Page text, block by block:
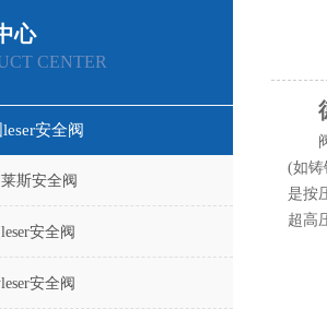
心
CENTER
安全阀
斯安全阀
安全阀
安全阀
(如铸
是按
超高